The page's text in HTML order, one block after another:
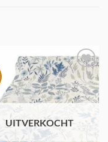
Toevoegen
aan
verlanglijst
UITVERKOCHT